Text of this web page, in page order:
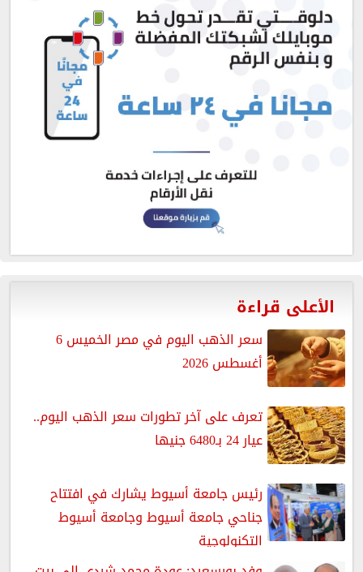
الأعلى قراءة
سعر الذهب اليوم في مصر الخميس 6
أغسطس 2026
تعرف على آخر تطورات سعر الذهب اليوم..
عيار 24 بـ6480 جنيها
رئيس جامعة أسيوط يشارك في افتتاح
جناحي جامعة أسيوط وجامعة أسيوط
التكنولوجية